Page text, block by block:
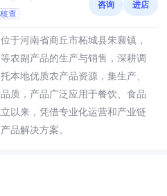
查
咨询 进店
于河南省商丘市柘城县朱襄镇，
农副产品的生产与销售，深耕调
本地优质农产品资源，集生产、
质，产品广泛应用于餐饮、食品
以来，凭借专业化运营和产业链
品解决方案。